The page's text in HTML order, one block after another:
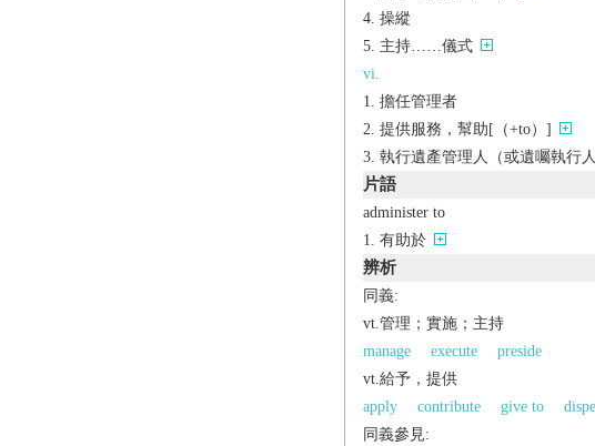
操縱
主持……儀式
vi.
擔任管理者
提供服務，幫助[（+to）]
執行遺產管理人（或遺囑執行
片語
administer to
有助於
辨析
同義:
vt.管理；實施；主持
manage
execute
preside
vt.給予，提供
apply
contribute give to
同義參見: